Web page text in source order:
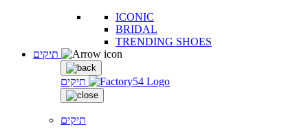
ICONIC
BRIDAL
TRENDING SHOES
תיקים
תיקים